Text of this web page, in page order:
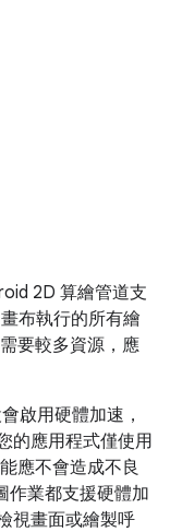
2D 算繪管道支
畫布執行的所有繪
要較多資源，應
啟用硬體加速，
的應用程式僅使用
應不會造成不良
作業都支援硬體加
視畫面或繪製呼